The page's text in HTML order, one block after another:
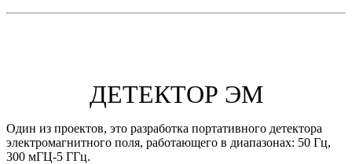
ДЕТЕКТОР ЭМ
Один из проектов, это разработка портативного детектора
электромагнитного поля, работающего в диапазонах: 50 Гц,
300 мГЦ-5 ГГц.